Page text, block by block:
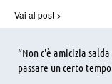
Vai al post >
“Non c'è amicizia
passare un certo